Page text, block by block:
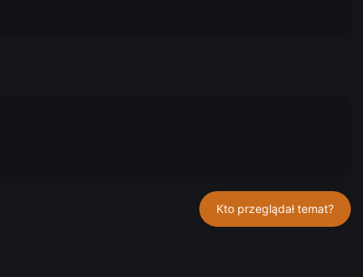
Kto przeglądał temat?